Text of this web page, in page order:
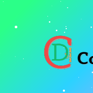
Ir
contenido